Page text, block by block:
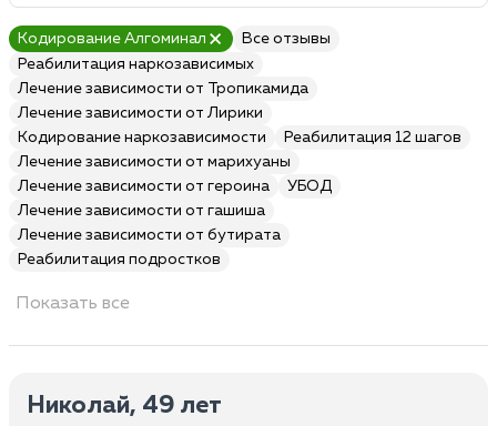
Кодирование Алгоминал
Все отзывы
Реабилитация наркозависимых
Лечение зависимости от Тропикамида
Лечение зависимости от Лирики
Кодирование наркозависимости
Реабилитация 12 шагов
Лечение зависимости от марихуаны
Лечение зависимости от героина
УБОД
Лечение зависимости от гашиша
Лечение зависимости от бутирата
Реабилитация подростков
Показать все
Николай, 49 лет